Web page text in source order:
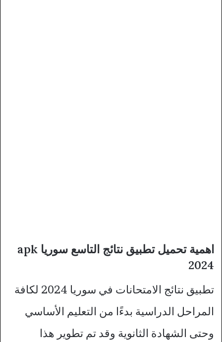
اهمية تحميل تطبيق نتائج التاسع سوريا apk
2024
تطبيق نتائج الامتحانات في سوريا 2024 لكافة
المراحل الدراسية بدءًا من التعليم الأساسي
وحتى الشهادة الثانوية وقد تم تطوير هذا